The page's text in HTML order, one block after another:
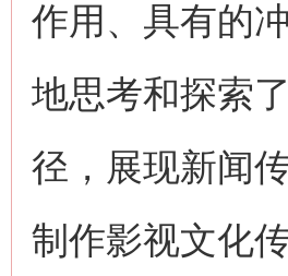
作用、具有的
地思考和探索
径，展现新闻
制作影视文化